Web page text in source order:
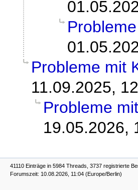
Probleme mit
11.09.2025,
Probleme
19.05.2026,
41110 Einträge in 5984 Threads, 3737 registrierte
Forumszeit: 10.08.2026, 11:04 (Europe/Berlin)